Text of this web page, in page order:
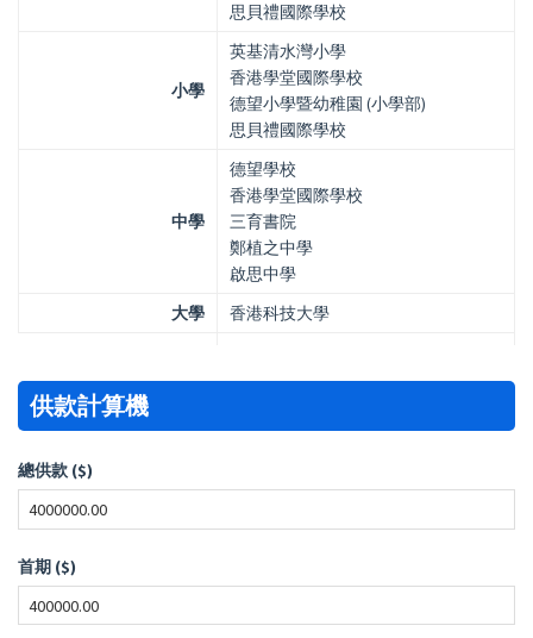
思貝禮國際學校
小學
英基清水灣小學
香港學堂國際學校
德望小學暨幼稚園 (小學部)
思貝禮國際學校
中學
德望學校
香港學堂國際學校
三育書院
鄭植之中學
啟思中學
大學
香港科技大學
供款計算機
總供款 ($)
首期 ($)